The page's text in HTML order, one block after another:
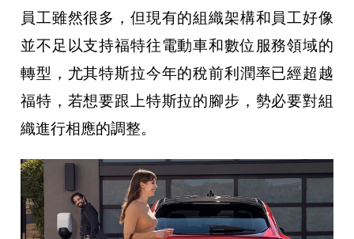
員工雖然很多，但現有的組織架構和員工好像
並不足以支持福特往電動車和數位服務領域的
轉型，尤其特斯拉今年的稅前利潤率已經超越
福特，若想要跟上特斯拉的腳步，勢必要對組
織進行相應的調整。